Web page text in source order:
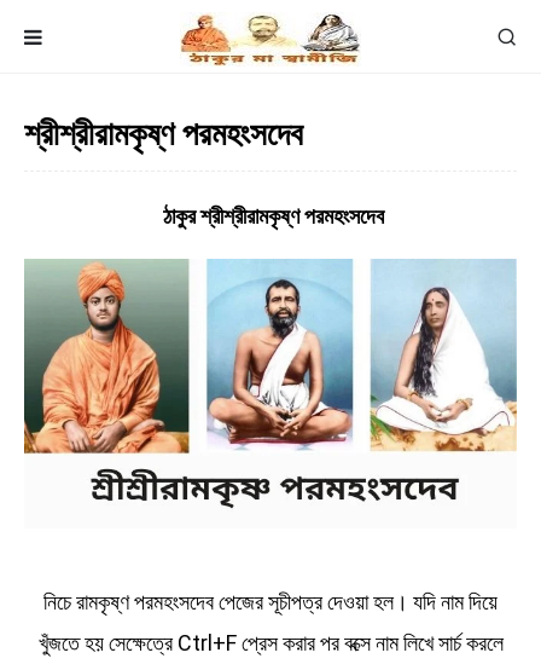
শ্রীশ্রীরামকৃষ্ণ পরমহংসদেব
ঠাকুর শ্রীশ্রীরামকৃষ্ণ পরমহংসদেব
নিচে রামকৃষ্ণ পরমহংসদেব পেজের সূচীপত্র দেওয়া হল। যদি নাম দিয়ে
খুঁজতে হয় সেক্ষেত্রে Ctrl+F প্রেস করার পর বক্সে নাম লিখে সার্চ করলে